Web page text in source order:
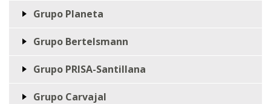
Grupo Planeta
Grupo Bertelsmann
Grupo PRISA-Santillana
Grupo Carvajal